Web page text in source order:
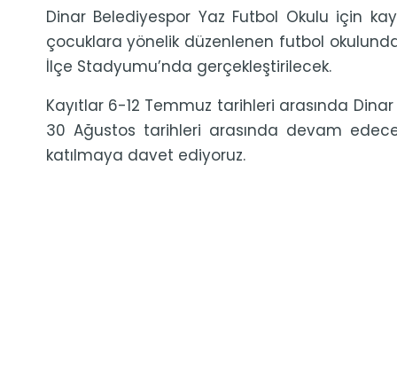
Dinar Belediyespor Yaz Futbol Okulu için
çocuklara yönelik düzenlenen futbol
İlçe Stadyumu’nda gerçekleştirilecek.
Kayıtlar 6-12 Temmuz tarihleri arasında
30 Ağustos tarihleri arasında devam
katılmaya davet ediyoruz.